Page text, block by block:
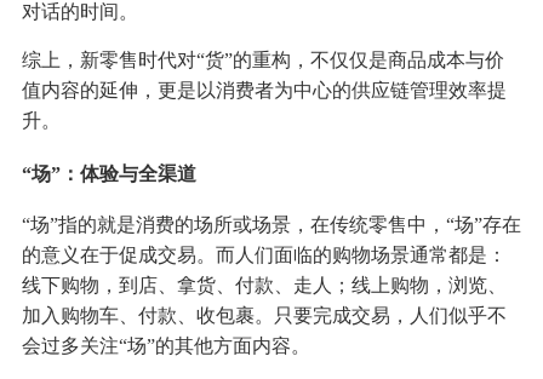
对话的时间。
综上，新零售时代对“货”的重构，不仅仅是商品成本与价
值内容的延伸，更是以消费者为中心的供应链管理效率提
升。
“场”：体验与全渠道
“场”指的就是消费的场所或场景，在传统零售中，“场”存在
的意义在于促成交易。而人们面临的购物场景通常都是：
线下购物，到店、拿货、付款、走人；线上购物，浏览、
加入购物车、付款、收包裹。只要完成交易，人们似乎不
会过多关注“场”的其他方面内容。